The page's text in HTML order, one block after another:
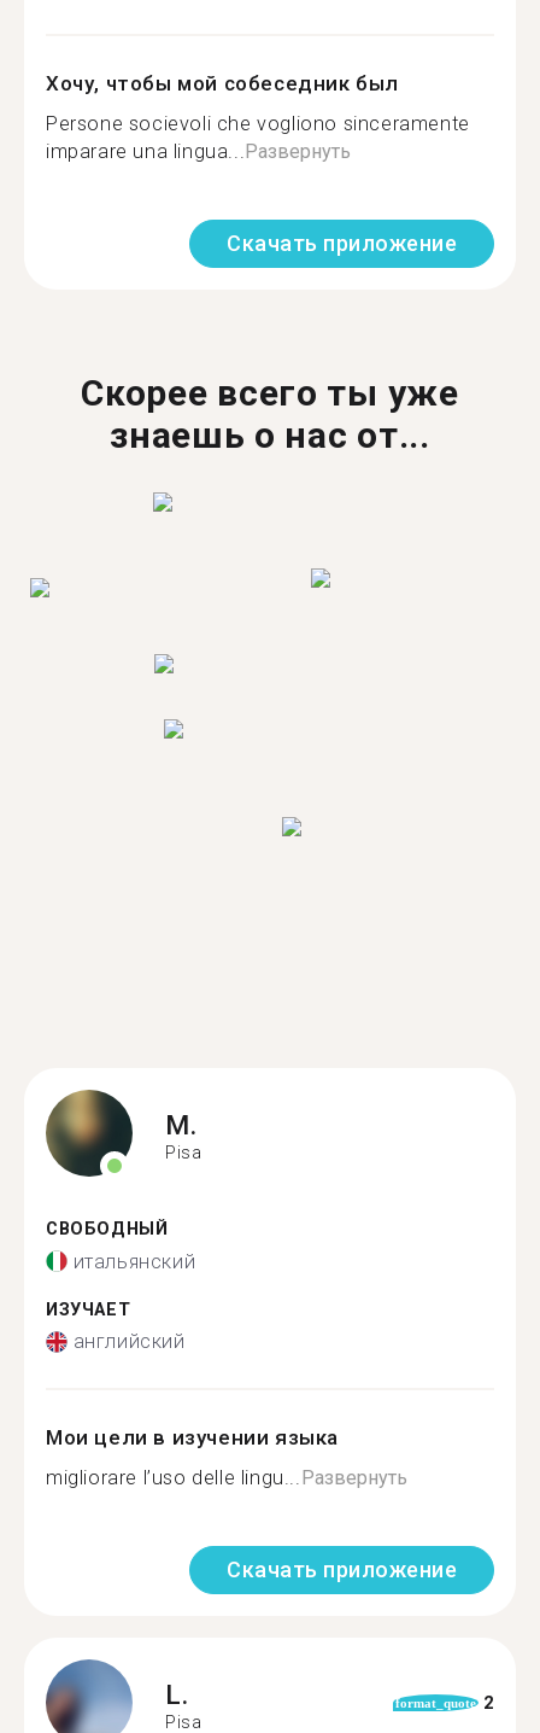
Хочу, чтобы мой собеседник был
Persone socievoli che vogliono sinceramente
imparare una lingua...Развернуть
Скачать приложение
Скорее всего ты уже
знаешь о нас от...
M.
Pisa
СВОБОДНЫЙ
итальянский
ИЗУЧАЕТ
английский
Мои цели в изучении языка
migliorare l’uso delle lingu...Развернуть
Скачать приложение
L.
Pisa
format_quote 2